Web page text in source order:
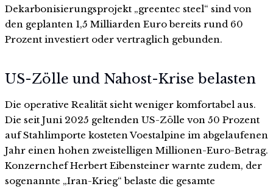
Dekarbonisierungsprojekt „greentec steel“ sind von
den geplanten 1,5 Milliarden Euro bereits rund 60
Prozent investiert oder vertraglich gebunden.
US-Zölle und Nahost-Krise belasten
Die operative Realität sieht weniger komfortabel aus.
Die seit Juni 2025 geltenden US-Zölle von 50 Prozent
auf Stahlimporte kosteten Voestalpine im abgelaufenen
Jahr einen hohen zweistelligen Millionen-Euro-Betrag.
Konzernchef Herbert Eibensteiner warnte zudem, der
sogenannte „Iran-Krieg“ belaste die gesamte